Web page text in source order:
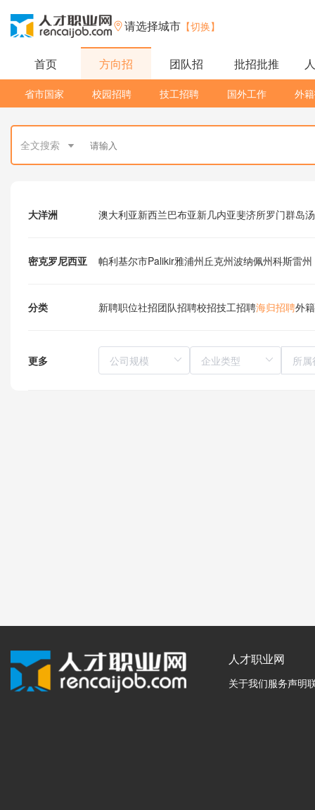
请选择城市 【切换】
首页 方向招 团队招 批招批推
省市国家 校园招聘 技工招聘 国外工作 外
全文搜索
大洋洲 澳大利亚新西兰巴布亚新几内亚斐济所罗门群岛
密克罗尼西亚 帕利基尔市Palikir雅浦州丘克州波纳佩州科斯雷州
分类 新聘职位社招团队招聘校招技工招聘海归招聘外
更多 所
人才职业网
关于我们服务声明